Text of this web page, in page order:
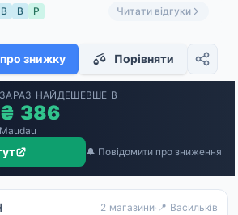
В В Р Читати відгуки
знижку Порівняти
ЗАРАЗ НАЙДЕШЕВШЕ В
386
Maudau
🔔 Повідомити про зниження
2 магазини· 📍 Васильків